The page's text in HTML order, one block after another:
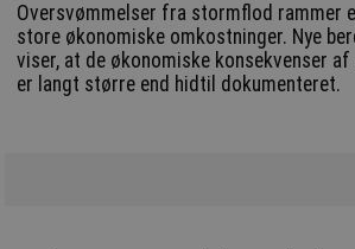
Oversvømmelser fra stormflod rammer
store økonomiske omkostninger. Nye
viser, at de økonomiske konsekvenser
er langt større end hidtil dokumenteret.